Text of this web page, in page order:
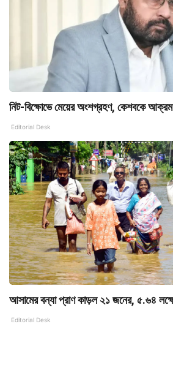
নিট-বিক্ষোভে মেয়ের অংশগ্রহণ, কেশবকে আক্রমণ
Editorial Desk
আসামের বন্যা প্রাণ কাড়ল ২১ জনের, ৫.৬৪
Editorial Desk